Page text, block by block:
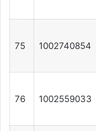
75 1002740854
76 1002559033